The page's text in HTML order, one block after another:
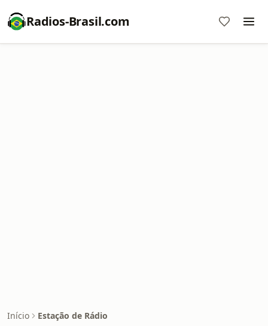
Radios-Brasil.com
Início Estação de Rádio